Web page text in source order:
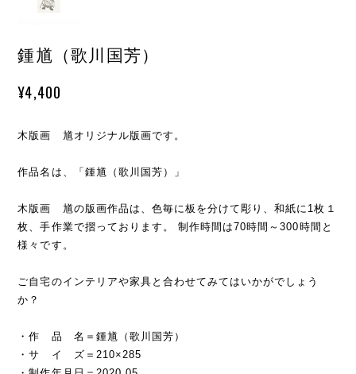
鍾馗（歌川国芳）
¥4,400
木版画 馗オリジナル版画です。
作品名は、「鍾馗（歌川国芳）」
木版画 馗の版画作品は、色毎に板を分けて彫り、和紙に1枚１
枚、手作業で摺っております。 制作時間は70時間～300時間と
様々です。
ご自宅のインテリアや家具と合わせてみてはいかがでしょう
か？
・作 品 名＝鍾馗（歌川国芳）
・サ イ ズ＝210×285